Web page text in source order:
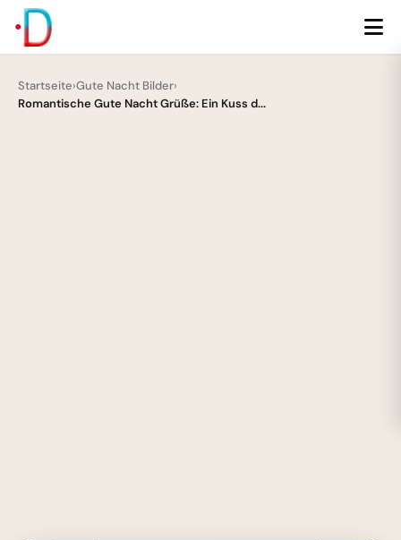
Startseite›Gute Nacht Bilder›
Romantische Gute Nacht Grüße: Ein Kuss d...